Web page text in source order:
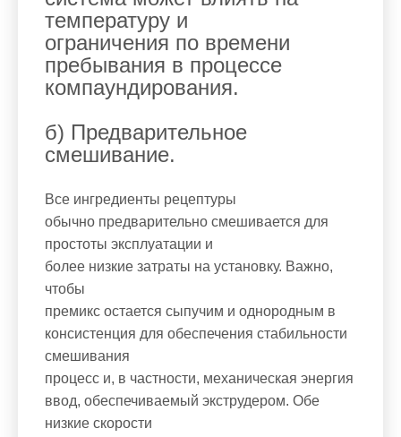
температуру и
ограничения по времени
пребывания в процессе
компаундирования.
б) Предварительное
смешивание.
Все ингредиенты рецептуры
обычно предварительно смешивается для
простоты эксплуатации и
более низкие затраты на установку. Важно,
чтобы
премикс остается сыпучим и однородным в
консистенция для обеспечения стабильности
смешивания
процесс и, в частности, механическая энергия
ввод, обеспечиваемый экструдером. Обе
низкие скорости